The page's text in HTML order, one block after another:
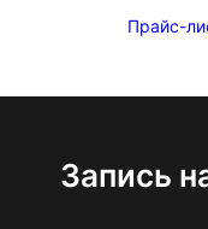
Прайс-
Запись